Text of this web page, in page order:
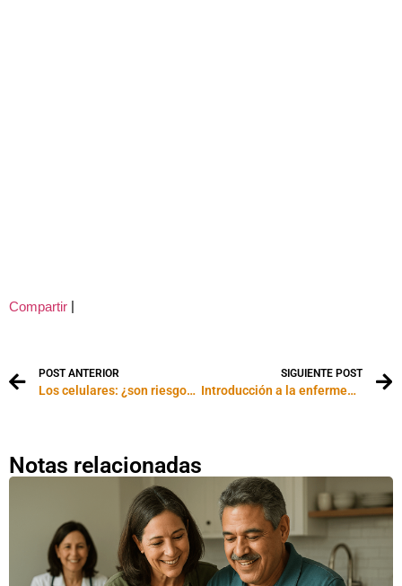
Compartir
POST ANTERIOR
Los celulares: ¿son riesgosos para la salud?
SIGUIENTE POST
Introducción a la enfermedad de Parkinson
Notas relacionadas